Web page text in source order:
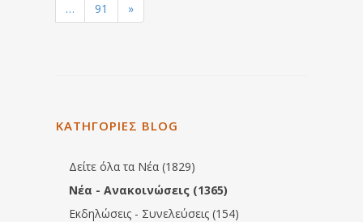
…
91 »
ΚΑΤΗΓΟΡΙΕΣ BLOG
Δείτε όλα τα Νέα (1829)
Νέα - Ανακοινώσεις (1365)
Εκδηλώσεις - Συνελεύσεις (154)